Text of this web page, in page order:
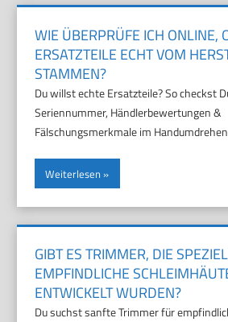
WIE ÜBERPRÜFE ICH ONLINE,
ERSATZTEILE ECHT VOM
STAMMEN?
Du willst echte Ersatzteile? So checkst
Seriennummer, Händlerbewertungen &
Fälschungsmerkmale im
Weiterlesen
GIBT ES TRIMMER, DIE
EMPFINDLICHE
ENTWICKELT WURDEN?
Du suchst sanfte Trimmer für